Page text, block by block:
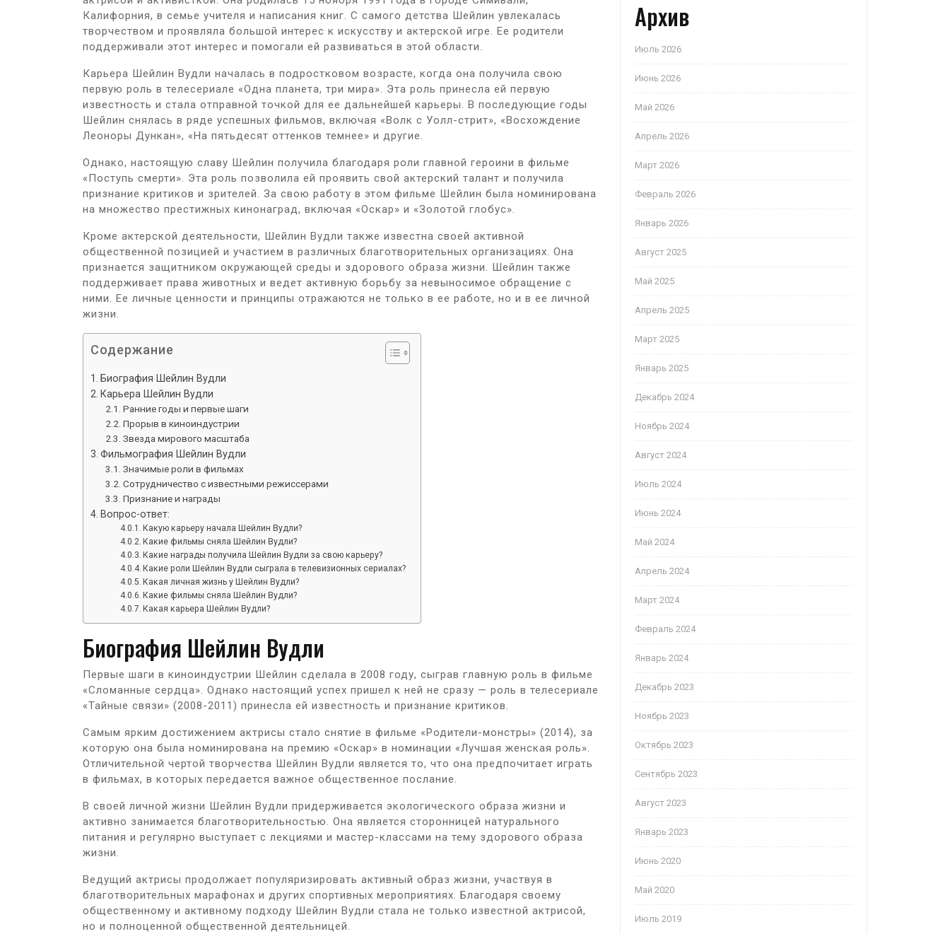
Калифорния, в семье учителя и написания книг. С самого детства Шейлин увлекалась
творчеством и проявляла большой интерес к искусству и актерской игре. Ее родители
поддерживали этот интерес и помогали ей развиваться в этой области.
Карьера Шейлин Вудли началась в подростковом возрасте, когда она получила свою
первую роль в телесериале «Одна планета, три мира». Эта роль принесла ей первую
известность и стала отправной точкой для ее дальнейшей карьеры. В последующие годы
Шейлин снялась в ряде успешных фильмов, включая «Волк с Уолл-стрит», «Восхождение
Леоноры Дункан», «На пятьдесят оттенков темнее» и другие.
Однако, настоящую славу Шейлин получила благодаря роли главной героини в фильме
«Поступь смерти». Эта роль позволила ей проявить свой актерский талант и получила
признание критиков и зрителей. За свою работу в этом фильме Шейлин была номинирована
на множество престижных кинонаград, включая «Оскар» и «Золотой глобус».
Кроме актерской деятельности, Шейлин Вудли также известна своей активной
общественной позицией и участием в различных благотворительных организациях. Она
признается защитником окружающей среды и здорового образа жизни. Шейлин также
поддерживает права животных и ведет активную борьбу за невыносимое обращение с
ними. Ее личные ценности и принципы отражаются не только в ее работе, но и в ее личной
жизни.
Содержание
Биография Шейлин Вудли
Карьера Шейлин Вудли
Ранние годы и первые шаги
Прорыв в киноиндустрии
Звезда мирового масштаба
Фильмография Шейлин Вудли
Значимые роли в фильмах
Сотрудничество с известными режиссерами
Признание и награды
Вопрос-ответ:
Какую карьеру начала Шейлин Вудли?
Какие фильмы сняла Шейлин Вудли?
Какие награды получила Шейлин Вудли за свою карьеру?
Какие роли Шейлин Вудли сыграла в телевизионных сериалах?
Какая личная жизнь у Шейлин Вудли?
Какие фильмы сняла Шейлин Вудли?
Какая карьера Шейлин Вудли?
Биография Шейлин Вудли
Первые шаги в киноиндустрии Шейлин сделала в 2008 году, сыграв главную роль в фильме
«Сломанные сердца». Однако настоящий успех пришел к ней не сразу — роль в телесериале
«Тайные связи» (2008-2011) принесла ей известность и признание критиков.
Самым ярким достижением актрисы стало снятие в фильме «Родители-монстры» (2014), за
которую она была номинирована на премию «Оскар» в номинации «Лучшая женская роль».
Отличительной чертой творчества Шейлин Вудли является то, что она предпочитает играть
в фильмах, в которых передается важное общественное послание.
В своей личной жизни Шейлин Вудли придерживается экологического образа жизни и
активно занимается благотворительностью. Она является сторонницей натурального
питания и регулярно выступает с лекциями и мастер-классами на тему здорового образа
жизни.
Ведущий актрисы продолжает популяризировать активный образ жизни, участвуя в
благотворительных марафонах и других спортивных мероприятиях. Благодаря своему
общественному и активному подходу Шейлин Вудли стала не только известной актрисой,
но и полноценной общественной деятельницей.
Архив
Июль 2026
Июнь 2026
Май 2026
Апрель 2026
Март 2026
Февраль 2026
Январь 2026
Август 2025
Май 2025
Апрель 2025
Март 2025
Январь 2025
Декабрь 2024
Ноябрь 2024
Август 2024
Июль 2024
Июнь 2024
Май 2024
Апрель 2024
Март 2024
Февраль 2024
Январь 2024
Декабрь 2023
Ноябрь 2023
Октябрь 2023
Сентябрь 2023
Август 2023
Январь 2023
Июнь 2020
Май 2020
Июль 2019